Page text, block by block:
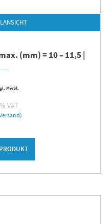
(mm) = 10 – 11,5 |
MwSt.
VAT